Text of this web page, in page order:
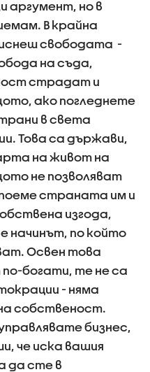
аргумент, но в
В крайна
свободата -
на съда,
страдат и
ако погледнете
в света
Това са държави,
на живот на
не позволяват
страната им и
изгода,
начинът, по който
Освен това
богати, те не са
- няма
собственост.
бизнес,
че иска вашия
да сте в